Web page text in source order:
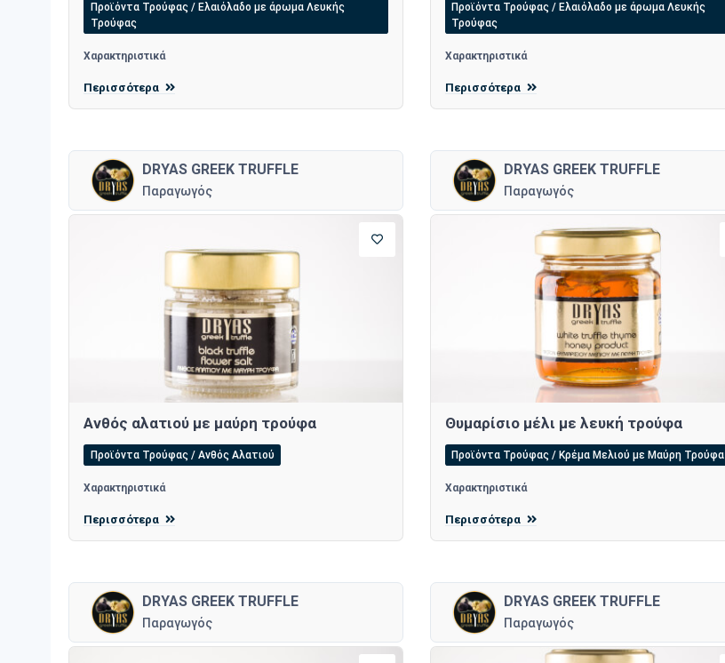
Προϊόντα Τρούφας / Ελαιόλαδο με άρωμα Λευκής
Τρούφας
Χαρακτηριστικά
Περισσότερα
Προϊόντα Τρούφας / Ελαιόλαδο με άρωμα Λευκής
Τρούφας
Χαρακτηριστικά
Περισσότερα
DRYAS GREEK TRUFFLE
Παραγωγός
Ανθός αλατιού με μαύρη τρούφα
Προϊόντα Τρούφας / Ανθός Αλατιού
Χαρακτηριστικά
Περισσότερα
DRYAS GREEK TRUFFLE
Παραγωγός
Θυμαρίσιο μέλι με λευκή τρούφα
Προϊόντα Τρούφας / Κρέμα Μελιού με Μαύρη Τρούφα
Χαρακτηριστικά
Περισσότερα
DRYAS GREEK TRUFFLE
Παραγωγός
DRYAS GREEK TRUFFLE
Παραγωγός